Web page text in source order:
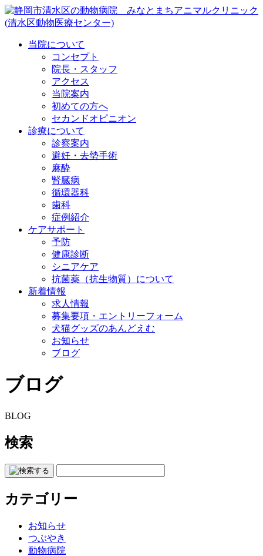
当院について
コンセプト
院長・スタッフ
アクセス
当院案内
初めての方へ
セカンドオピニオン
診療について
診察案内
避妊・去勢手術
麻酔
腎臓病
循環器科
歯科
症例紹介
ケアサポート
予防
健康診断
シニアケア
抗菌薬（抗生物質）について
新着情報
求人情報
募集要項・エントリーフォーム
犬猫グッズのあんどえむ
お知らせ
ブログ
ブログ
BLOG
検索
カテゴリー
お知らせ
つぶやき
動物病院